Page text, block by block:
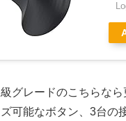
グレードのこちらな
可能なボタン、3台の